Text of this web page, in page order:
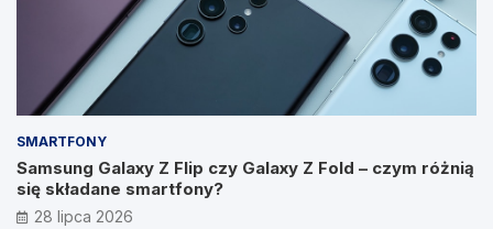
SMARTFONY
Samsung Galaxy Z Flip czy Galaxy Z Fold – czym różnią
się składane smartfony?
28 lipca 2026